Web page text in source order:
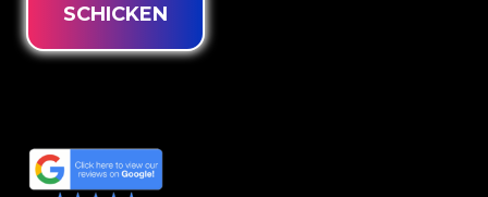
SCHICKEN